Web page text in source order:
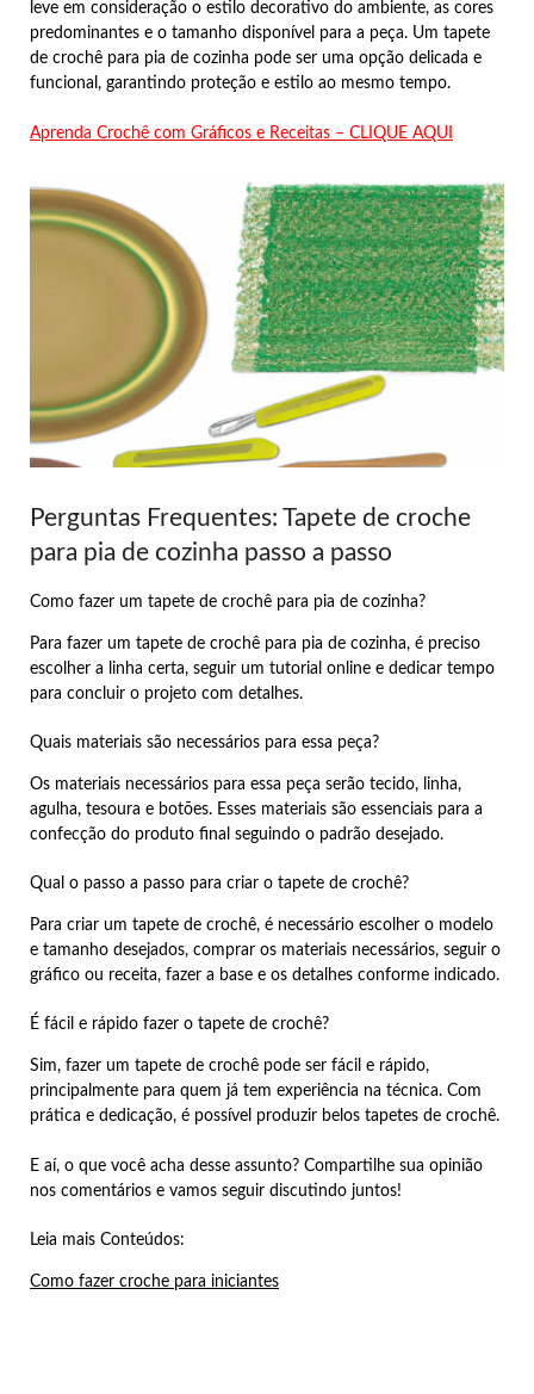
leve em consideração o estilo decorativo do ambiente, as cores
predominantes e o tamanho disponível para a peça. Um tapete
de crochê para pia de cozinha pode ser uma opção delicada e
funcional, garantindo proteção e estilo ao mesmo tempo.
Aprenda Crochê com Gráficos e Receitas – CLIQUE AQUI
Perguntas Frequentes: Tapete de croche
para pia de cozinha passo a passo
Como fazer um tapete de crochê para pia de cozinha?
Para fazer um tapete de crochê para pia de cozinha, é preciso
escolher a linha certa, seguir um tutorial online e dedicar tempo
para concluir o projeto com detalhes.
Quais materiais são necessários para essa peça?
Os materiais necessários para essa peça serão tecido, linha,
agulha, tesoura e botões. Esses materiais são essenciais para a
confecção do produto final seguindo o padrão desejado.
Qual o passo a passo para criar o tapete de crochê?
Para criar um tapete de crochê, é necessário escolher o modelo
e tamanho desejados, comprar os materiais necessários, seguir o
gráfico ou receita, fazer a base e os detalhes conforme indicado.
É fácil e rápido fazer o tapete de crochê?
Sim, fazer um tapete de crochê pode ser fácil e rápido,
principalmente para quem já tem experiência na técnica. Com
prática e dedicação, é possível produzir belos tapetes de crochê.
E aí, o que você acha desse assunto? Compartilhe sua opinião
nos comentários e vamos seguir discutindo juntos!
Leia mais Conteúdos:
Como fazer croche para iniciantes